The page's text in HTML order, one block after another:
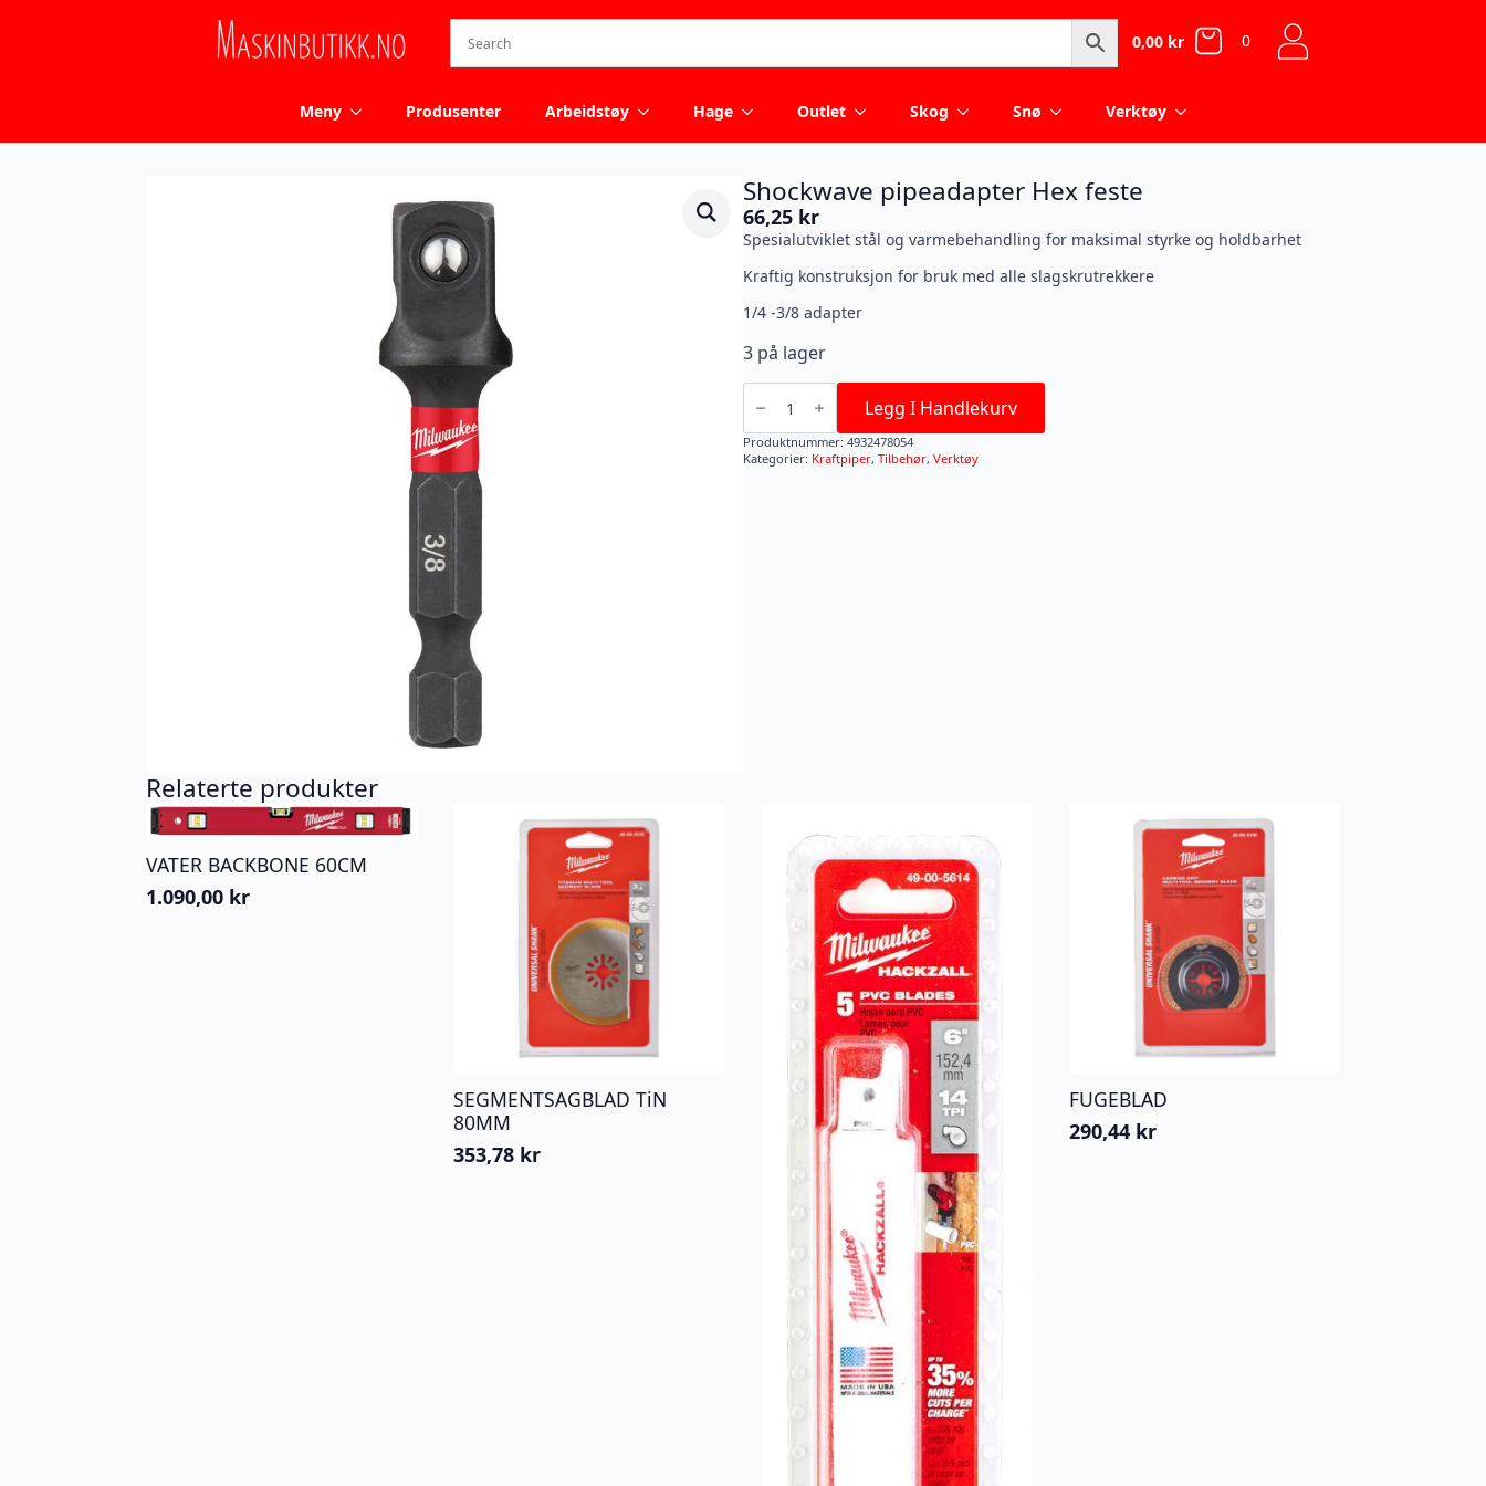
0,00 kr 0
Meny Produsenter Arbeidstøy Hage Outlet Skog Snø Verktøy
Shockwave pipeadapter Hex feste
66,25 kr
Spesialutviklet stål og varmebehandling for maksimal styrke og holdbarhet
Kraftig konstruksjon for bruk med alle slagskrutrekkere
1/4 -3/8 adapter
3 på lager
Shockwave
pipeadapter
feste
antall
Legg I Handlekurv
Produktnummer: 4932478054
Kategorier: Kraftpiper, Tilbehør, Verktøy
Relaterte produkter
VATER BACKBONE 60CM
1.090,00 kr
SEGMENTSAGBLAD TiN
80MM
353,78 kr
FUGEBLAD
290,44 kr